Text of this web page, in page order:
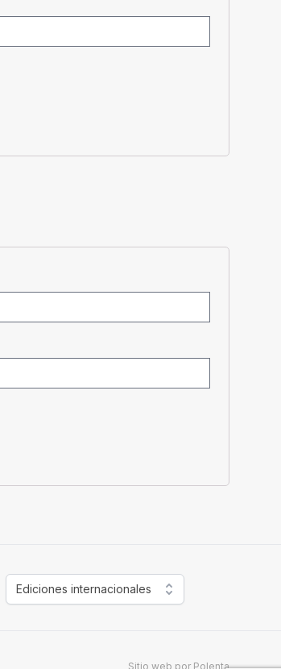
Ediciones internacionales
Sitio web por Polenta